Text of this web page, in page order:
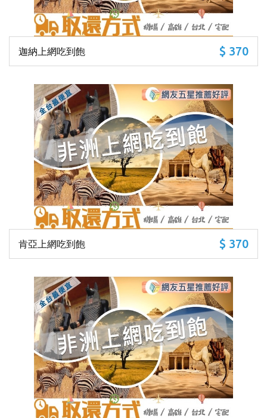
迦納上網吃到飽 $ 370
肯亞上網吃到飽 $ 370